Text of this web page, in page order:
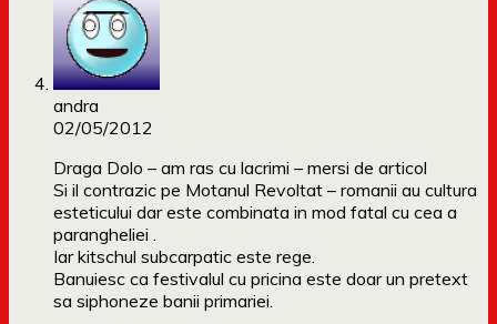
andra
02/05/2012
Draga Dolo – am ras cu lacrimi – mersi de articol
Si il contrazic pe Motanul Revoltat – romanii au cultura
esteticului dar este combinata in mod fatal cu cea a
parangheliei .
Iar kitschul subcarpatic este rege.
Banuiesc ca festivalul cu pricina este doar un pretext
sa siphoneze banii primariei.